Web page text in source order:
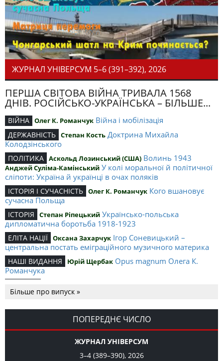
ЖУРНАЛ УНІВЕРСУМ 5–6 (391–392), 2026
ПЕРША СВІТОВА ВІЙНА ТРИВАЛА 1568
ДНІВ. РОСІЙСЬКО-УКРАЇНСЬКА – БІЛЬШЕ...
ВІЙНА Олег К. Романчук Війна і мобілізація
ДЕРЖАВНІСТЬ Степан Кость Доктрина Михайла
Колодзінського
ПОЛІТИКА Аскольд Лозинський (США) Волинь 1943
Анджей Суліма-Камінський У колі моральної й політичної
сліпоти: Україна й українці в очах поляків
ІСТОРІЯ І СУЧАСНІСТЬ Олег К. Романчук Кого вшановує
сучасна Польща
ІСТОРІЯ Степан Ріпецький Українсько-польська
дипломатична боротьба 1918-1923
ЕЛІТА НАЦІЇ Оксана Захарчук Ігор Соневицький –
центральна постать еміграційного музичного материка
НАШІ ВИДАННЯ Юрій Щербак Opus magnum Олега К.
Романчука
Романчука
СЛОВО РЕДАКЦІЙНЕ Олег К. Романчук Журавель і синиця
як уособлення української політстратегії й тактики
Більше про випуск »
ПОПЕРЕДНЄ ЧИСЛО
ЖУРНАЛ УНІВЕРСУМ
3–4 (389–390), 2026